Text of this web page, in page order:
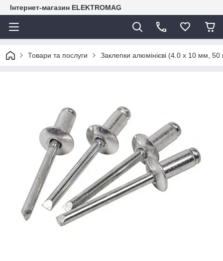
Інтернет-магазин ELEKTROMAG
Товари та послуги Заклепки алюмінієві (4.0 х 10 мм,